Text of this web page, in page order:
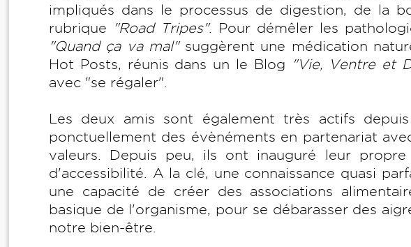
impliqués dans le processus de digestion, de la
rubrique "Road Tripes". Pour démêler les
"Quand ça va mal"suggèrent une médication
Hot Posts, réunis dans un le Blog "Vie, Ventre et
avec "se régaler".
Les deux amis sont également très actifs
ponctuellement des évènéments en partenariat
valeurs. Depuis peu, ils ont inauguré leur
d'accessibilité. A la clé, une connaissance quasi
une capacité de créer des associations
basique de l'organisme, pour se débarasser des
notre bien-être.